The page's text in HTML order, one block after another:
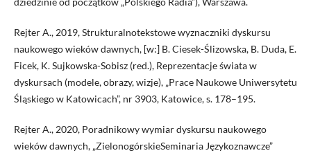
Rejter A., 2019, Strukturalnotekstowe wyznaczniki dyskursu
naukowego wieków dawnych, [w:] B. Ciesek-Ślizowska, B. Duda, E.
Ficek, K. Sujkowska-Sobisz (red.), Reprezentacje świata w
dyskursach (modele, obrazy, wizje), „Prace Naukowe Uniwersytetu
Śląskiego w Katowicach”, nr 3903, Katowice, s. 178–195.
Rejter A., 2020, Poradnikowy wymiar dyskursu naukowego
wieków dawnych, „ZielonogórskieSeminaria Językoznawcze”